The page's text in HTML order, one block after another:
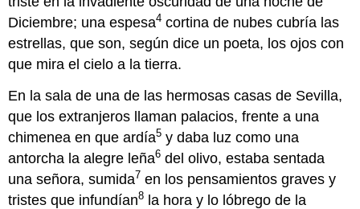
Diciembre; una espesa4 cortina de nubes cubría las
estrellas, que son, según dice un poeta, los ojos con
que mira el cielo a la tierra.
En la sala de una de las hermosas casas de Sevilla,
que los extranjeros llaman palacios, frente a una
chimenea en que ardía5 y daba luz como una
antorcha la alegre leña6 del olivo, estaba sentada
una señora, sumida7 en los pensamientos graves y
tristes que infundían8 la hora y lo lóbrego de la